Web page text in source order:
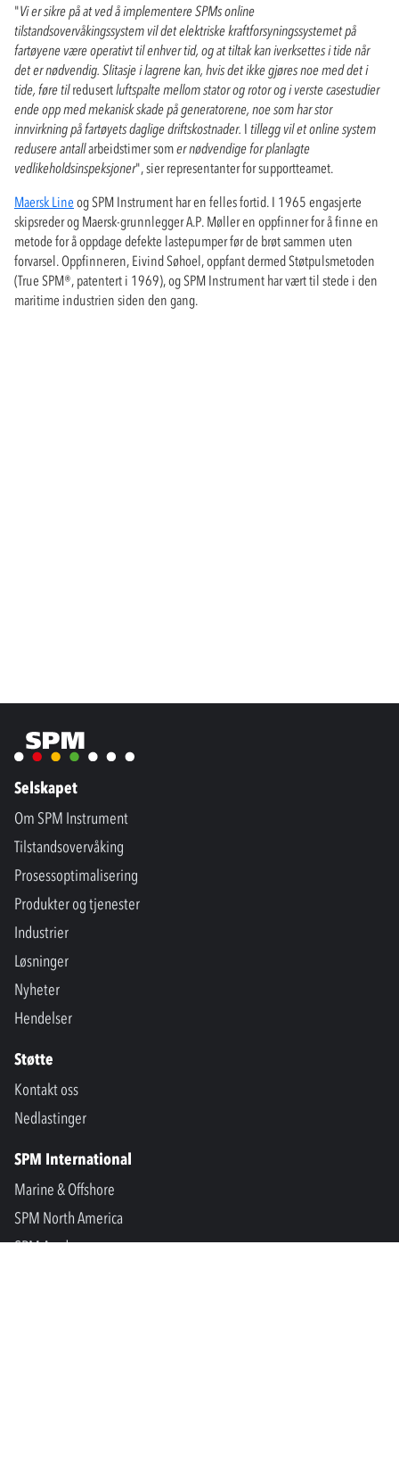
"Vi er sikre på at ved å implementere SPMs online
tilstandsovervåkingssystem vil det elektriske kraftforsyningssystemet på
fartøyene være operativt til enhver tid, og at tiltak kan iverksettes i tide når
det er nødvendig. Slitasje i lagrene kan, hvis det ikke gjøres noe med det i
tide, føre tilredusertluftspalte mellom stator og rotor og i verste casestudier
ende opp med mekanisk skade på generatorene, noe som har stor
innvirkning på fartøyets daglige driftskostnader. I tillegg vil et online system
redusere antallarbeidstimer somer nødvendige for planlagte
vedlikeholdsinspeksjoner", sier representanter for supportteamet.
Maersk Line og SPM Instrument har en felles fortid. I 1965 engasjerte
skipsreder og Maersk-grunnlegger A.P. Møller en oppfinner for å finne en
metode for å oppdage defekte lastepumper før de brøt sammen uten
forvarsel. Oppfinneren, Eivind Søhoel, oppfant dermed Støtpulsmetoden
(True SPM®, patentert i 1969), og SPM Instrument har vært til stede i den
maritime industrien siden den gang.
Selskapet
Om SPM Instrument
Tilstandsovervåking
Prosessoptimalisering
Produkter og tjenester
Industrier
Løsninger
Nyheter
Hendelser
Støtte
Kontakt oss
Nedlastinger
SPM International
Marine & Offshore
SPM North America
SPM Academy